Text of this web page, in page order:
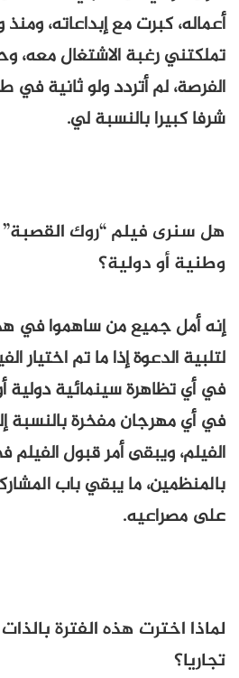
أعماله، كبرت مع إبداعاته،
تملكتني رغبة الاشتغال
الفرصة، لم أتردد ولو ثانية
شرفا كبيرا بالنسبة لي.
هل سنرى فيلم “روك
وطنية أو دولية؟
إنه أمل جميع من ساهموا في
لتلبية الدعوة إذا ما تم اختيار
في أي تظاهرة سينمائية دولية
في أي مهرجان مفخرة بالنسبة
الفيلم، ويبقى أمر قبول
بالمنظمين، ما يبقي باب
على مصراعيه.
لماذا اخترت هذه الفترة
تجاريا؟